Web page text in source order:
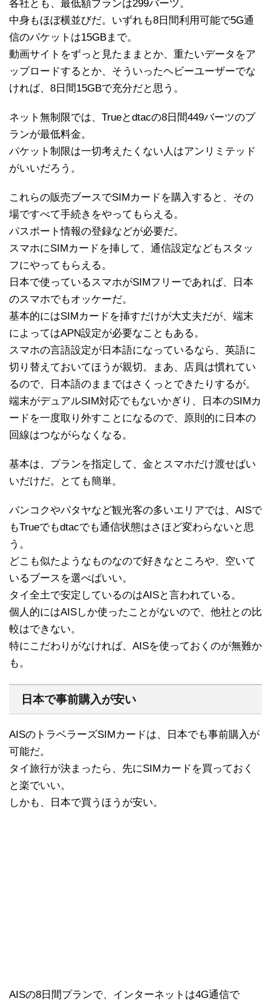
各社とも、最低額プランは299バーツ。
中身もほぼ横並びだ。いずれも8日間利用可能で5G通
信のパケットは15GBまで。
動画サイトをずっと見たままとか、重たいデータをア
ップロードするとか、そういったヘビーユーザーでな
ければ、8日間15GBで充分だと思う。
ネット無制限では、Trueとdtacの8日間449バーツのプ
ランが最低料金。
パケット制限は一切考えたくない人はアンリミテッド
がいいだろう。
これらの販売ブースでSIMカードを購入すると、その
場ですべて手続きをやってもらえる。
パスポート情報の登録などが必要だ。
スマホにSIMカードを挿して、通信設定などもスタッ
フにやってもらえる。
日本で使っているスマホがSIMフリーであれば、日本
のスマホでもオッケーだ。
基本的にはSIMカードを挿すだけが大丈夫だが、端末
によってはAPN設定が必要なこともある。
スマホの言語設定が日本語になっているなら、英語に
切り替えておいてほうが親切。まあ、店員は慣れてい
るので、日本語のままではさくっとできたりするが。
端末がデュアルSIM対応でもないかぎり、日本のSIMカ
ードを一度取り外すことになるので、原則的に日本の
回線はつながらなくなる。
基本は、プランを指定して、金とスマホだけ渡せばい
いだけだ。とても簡単。
バンコクやパタヤなど観光客の多いエリアでは、AISで
もTrueでもdtacでも通信状態はさほど変わらないと思
う。
どこも似たようなものなので好きなところや、空いて
いるブースを選べばいい。
タイ全土で安定しているのはAISと言われている。
個人的にはAISしか使ったことがないので、他社との比
較はできない。
特にこだわりがなければ、AISを使っておくのが無難か
も。
日本で事前購入が安い
AISのトラベラーズSIMカードは、日本でも事前購入が
可能だ。
タイ旅行が決まったら、先にSIMカードを買っておく
と楽でいい。
しかも、日本で買うほうが安い。
AISの8日間プランで、インターネットは4G通信で